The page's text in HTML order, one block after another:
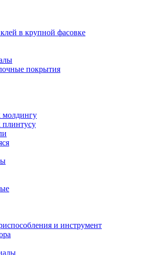
в крупной фасовке
покрытия
молдингу
плинтусу
и инструмент